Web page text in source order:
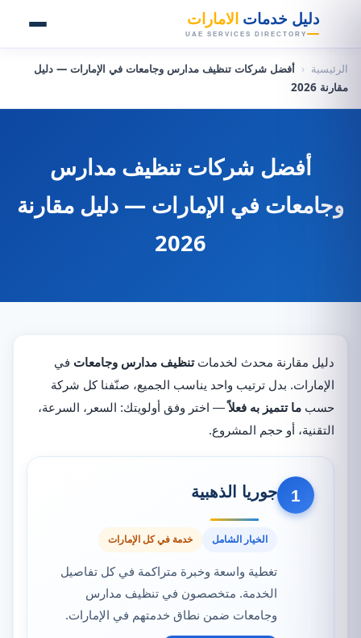
دليل خدمات الامارات
UAE SERVICES DIRECTORY
الرئيسية ‹ أفضل شركات تنظيف مدارس وجامعات في الإمارات — دليل
مقارنة 2026
أفضل شركات تنظيف مدارس
وجامعات في الإمارات — دليل مقارنة
2026
دليل مقارنة محدث لخدماتتنظيف مدارس وجامعات في
الإمارات. بدل ترتيب واحد يناسب الجميع، صنّفنا كل شركة
حسب ما تتميز به فعلاً— اختر وفق أولويتك: السعر، السرعة،
التقنية، أو حجم المشروع.
1 جوريا الذهبية
الخيار الشامل خدمة في كل الإمارات
تغطية واسعة وخبرة متراكمة في كل تفاصيل
الخدمة. متخصصون في تنظيف مدارس
وجامعات ضمن نطاق خدمتهم في الإمارات.